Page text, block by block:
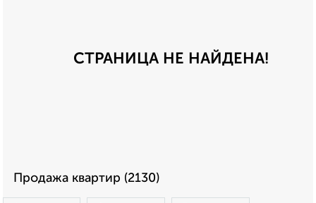
СТРАНИЦА НЕ НАЙДЕНА!
Продажа квартир (2130)